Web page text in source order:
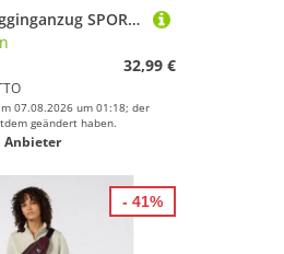
Champion Jogginganzug SPORTWEAR SET Standard Fit (2-tlg), zweiteiliges Set, für sportliche Babymode, aus Baumwolle und Polyester
32,99 €
07.08.2026 um 01:18; der
geändert haben.
Anbieter
- 41%